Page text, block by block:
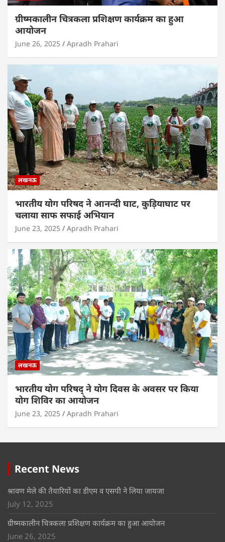
ग्रीष्मकालीन चित्रकला प्रशिक्षण कार्यक्रम का हुआ
आयोजन
June 26, 2025 Apradh Prahari
लखनऊ
भारतीय योग परिषद ने आनन्दी घाट, कुड़ियाघाट पर
चलाया साफ सफाई अभियान
June 23, 2025 Apradh Prahari
लखनऊ
भारतीय योग परिषद् ने योग दिवस के अवसर पर किया
योग शिविर का आयोजन
June 23, 2025 Apradh Prahari
Recent News
श्रावण मेले की तैयारियों का डीएम व एसपी ने लिया जायजा
July 12, 2025
ग्रीष्मकालीन चित्रकला प्रशिक्षण कार्यक्रम का हुआ आयोजन
June 26, 2025